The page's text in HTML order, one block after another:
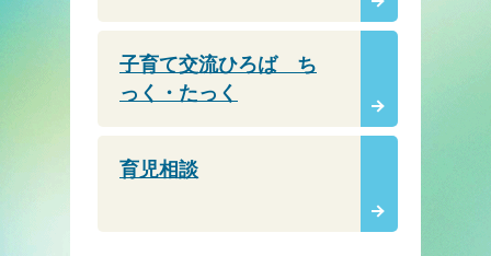
子育て交流ひろば ち
っく・たっく
育児相談